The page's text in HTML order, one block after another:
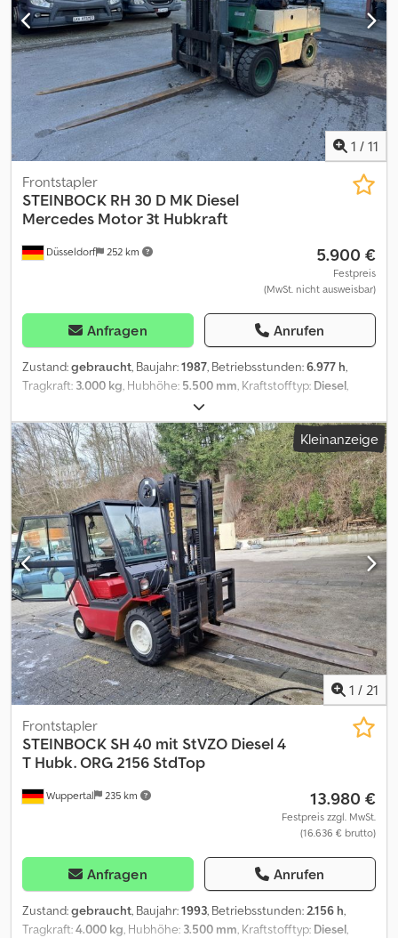
1 / 11
Düsseldorf 252 km
Frontstapler
STEINBOCK RH 30 D MK Diesel
Mercedes Motor 3t Hubkraft
5.900 €
Festpreis
(MwSt. nicht ausweisbar)
Anfragen Anrufen
Zustand:gebraucht, Baujahr:1987, Betriebsstunden:6.977 h,
Tragkraft: 3.000 kg, Hubhöhe: 5.500 mm, Kraftstofftyp: Diesel,
, Ausstattung:
RH 30 D MK IV B-1 Dieselstapler * Deutsches Fahrzeug *
Mercedes Motor !!!!! Dsdov Hq N Djpfx Adqeck * 1987 *
Tragfähigkeit MAX 3000 kg bei 3,50 m höhe * 2340 kg bei 5,50m
höhe * Voll Funktionsfähig * lange Zinken !! * Verladung in/ auf
Auflieger möglich * Paragraph 25
Kleinanzeige
1 / 21
Wuppertal 235 km
Frontstapler
STEINBOCK SH 40 mit StVZO Diesel 4
T Hubk. ORG 2156 StdTop
13.980 €
Festpreis zzgl. MwSt.
(16.636 € brutto)
Anfragen Anrufen
Zustand:gebraucht, Baujahr:1993, Betriebsstunden:2.156 h,
Tragkraft:4.000 kg, Hubhöhe: 3.500 mm, Kraftstofftyp: Diesel,